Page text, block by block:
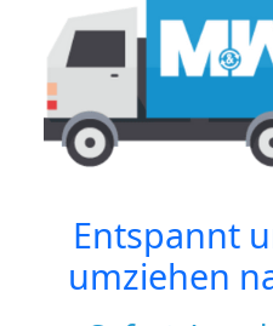
Entspannt
umziehen